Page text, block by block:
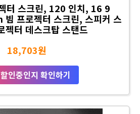
터 스크린, 120 인치, 16 9
프로젝터 스크린, 스피커 스
젝터 데스크탑 스탠드
18,703원
인중인지 확인하기